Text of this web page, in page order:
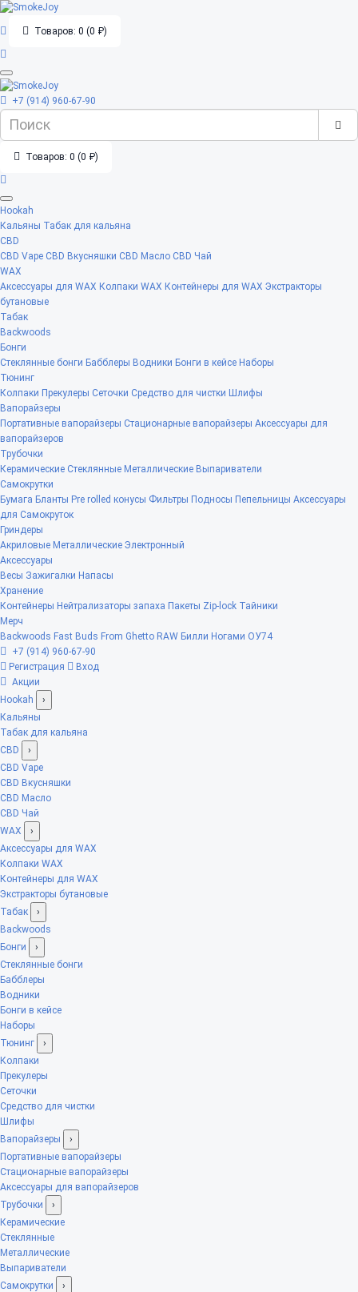
Товаров: 0 (0 ₽)
+7 (914) 960-67-90
Товаров: 0 (0 ₽)
Hookah
Кальяны Табак для кальяна
CBD
CBD Vape CBD Вкусняшки CBD Масло CBD Чай
WAX
Аксессуары для WAX Колпаки WAX Контейнеры для WAX Экстракторы
бутановые
Табак
Backwoods
Бонги
Стеклянные бонги Бабблеры Водники Бонги в кейсе Наборы
Тюнинг
Колпаки Прекулеры Сеточки Средство для чистки Шлифы
Вапорайзеры
Портативные вапорайзеры Стационарные вапорайзеры Аксессуары для
вапорайзеров
Трубочки
Керамические Стеклянные Металлические Выпариватели
Самокрутки
Бумага Бланты Pre rolled конусы Фильтры Подносы Пепельницы Аксессуары
для Самокруток
Гриндеры
Акриловые Металлические Электронный
Аксессуары
Весы Зажигалки Напасы
Хранение
Контейнеры Нейтрализаторы запаха Пакеты Zip-lock Тайники
Мерч
Backwoods Fast Buds From Ghetto RAW Билли Ногами ОУ74
+7 (914) 960-67-90
Регистрация
Вход
Акции
Hookah
›
Кальяны
Табак для кальяна
CBD
›
CBD Vape
CBD Вкусняшки
CBD Масло
CBD Чай
WAX
›
Аксессуары для WAX
Колпаки WAX
Контейнеры для WAX
Экстракторы бутановые
Табак
›
Backwoods
Бонги
›
Стеклянные бонги
Бабблеры
Водники
Бонги в кейсе
Наборы
Тюнинг
›
Колпаки
Прекулеры
Сеточки
Средство для чистки
Шлифы
Вапорайзеры
›
Портативные вапорайзеры
Стационарные вапорайзеры
Аксессуары для вапорайзеров
Трубочки
›
Керамические
Стеклянные
Металлические
Выпариватели
Самокрутки
›